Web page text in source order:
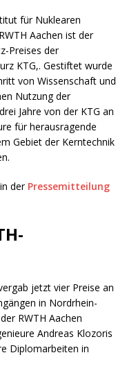
für Nuklearen
Aachen ist der
Preises der
KTG,. Gestiftet wurde
von Wissenschaft und
Nutzung der
Jahre von der KTG an
für herausragende
Gebiet der Kerntechnik
der Pressemitteilung
jetzt vier Preise an
in Nordrhein-
RWTH Aachen
Andreas Klozoris
Diplomarbeiten in